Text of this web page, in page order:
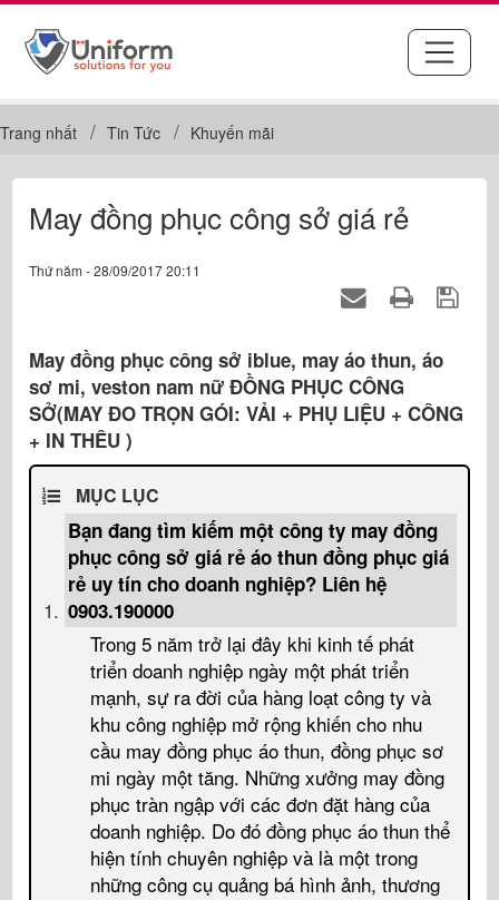
Trang nhất Tin Tức Khuyến mãi
May đồng phục công sở giá rẻ
Thứ năm - 28/09/2017 20:11
May đồng phục công sở iblue, may áo thun, áo
sơ mi, veston nam nữ ĐỒNG PHỤC CÔNG
SỞ(MAY ĐO TRỌN GÓI: VẢI + PHỤ LIỆU + CÔNG
+ IN THÊU )
MỤC LỤC
Bạn đang tìm kiếm một công ty may đồng
phục công sở giá rẻ áo thun đồng phục giá
rẻ uy tín cho doanh nghiệp? Liên hệ
0903.190000
Trong 5 năm trở lại đây khi kinh tế phát
triển doanh nghiệp ngày một phát triển
mạnh, sự ra đời của hàng loạt công ty và
khu công nghiệp mở rộng khiến cho nhu
cầu may đồng phục áo thun, đồng phục sơ
mi ngày một tăng. Những xưởng may đồng
phục tràn ngập với các đơn đặt hàng của
doanh nghiệp. Do đó đồng phục áo thun thể
hiện tính chuyên nghiệp và là một trong
những công cụ quảng bá hình ảnh, thương